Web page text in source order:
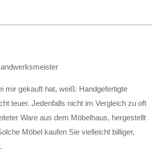
mir gekauft hat, weiß: Handgefertigte
teuer. Jedenfalls nicht im Vergleich zu oft
Ware aus dem Möbelhaus, hergestellt
Möbel kaufen Sie vielleicht billiger,